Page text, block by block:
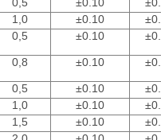
0,5 ±0.10
1,0 ±0.10
0,5 ±0.10
0,8 ±0.10
0,5 ±0.10
1,0 ±0.10
1,5 ±0.10